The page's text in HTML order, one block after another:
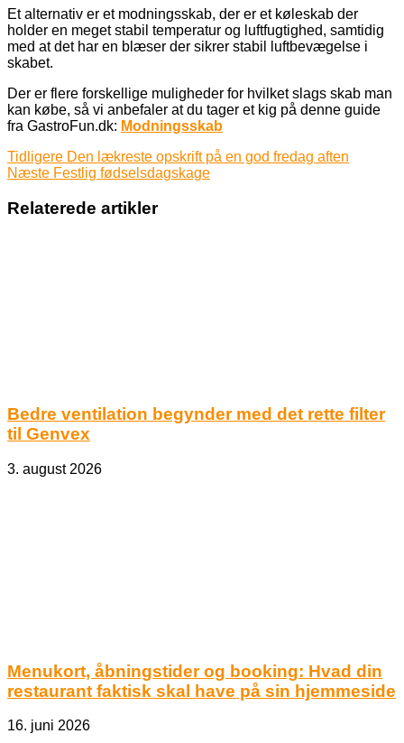
Et alternativ er et modningsskab, der er et køleskab der
holder en meget stabil temperatur og luftfugtighed, samtidig
med at det har en blæser der sikrer stabil luftbevægelse i
skabet.
Der er flere forskellige muligheder for hvilket slags skab man
kan købe, så vi anbefaler at du tager et kig på denne guide
fra GastroFun.dk: Modningsskab
Tidligere Den lækreste opskrift på en god fredag aften
Næste Festlig fødselsdagskage
Relaterede artikler
Bedre ventilation begynder med det rette filter
til Genvex
3. august 2026
Menukort, åbningstider og booking: Hvad din
restaurant faktisk skal have på sin hjemmeside
16. juni 2026